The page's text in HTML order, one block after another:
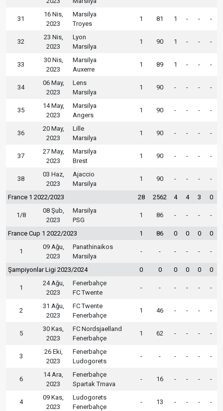
31
16 Nis,
2023
Marsilya
Troyes
1 81 1 - - -
32
23 Nis,
2023
Lyon
Marsilya
1 90 1 - - -
33
30 Nis,
2023
Marsilya
Auxerre
1 89 1 - - -
34
06 May,
2023
Lens
Marsilya
1 90 - - - -
35
14 May,
2023
Marsilya
Angers
1 90 - - - -
36
20 May,
2023
Lille
Marsilya
1 90 - - - -
37
27 May,
2023
Marsilya
Brest
1 90 - - - -
38
03 Haz,
2023
Ajaccio
Marsilya
1 90 - - - -
France 1 2022/2023 28 2562 4 4 3 0
1/8
08 Şub,
2023
Marsilya
PSG
1 86 - - - -
France Cup 1 2022/2023 1 86 0 0 0 0
1
09 Ağu,
2023
Panathinaikos
Marsilya
- - - - - -
Şampiyonlar Ligi 2023/2024 0 0 0 0 0 0
1
24 Ağu,
2023
Fenerbahçe
FC Twente
- - - - - -
2
31 Ağu,
2023
FC Twente
Fenerbahçe
1 46 - - - -
5
30 Kas,
2023
FC Nordsjaelland
Fenerbahçe
1 62 - - - -
3
26 Eki,
2023
Fenerbahçe
Ludogorets
- - - - - -
6
14 Ara,
2023
Fenerbahçe
Spartak Trnava
- 16 - - - -
4
09 Kas,
2023
Ludogorets
Fenerbahçe
- 13 - - - -